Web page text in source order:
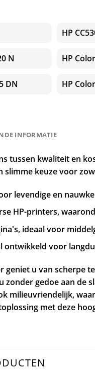
HP
N HP
DN HP
INFORMATIE
tussen kwaliteit en
slimme keuze voor
levendige en
HP-printers,
ideaal voor
ontwikkeld voor
geniet u van scherpe
zonder gedoe aan de
milieuvriendelijk,
met deze